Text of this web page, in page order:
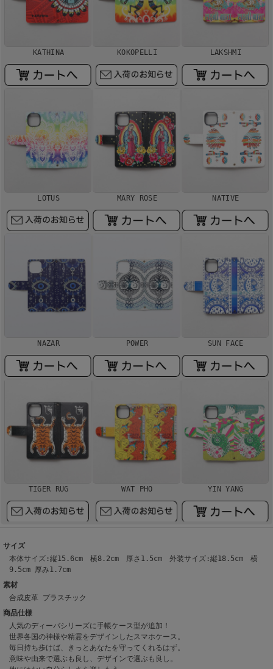
KATHINA KOKOPELLI LAKSHMI
LOTUS MARY ROSE NATIVE
NAZAR POWER SUN FACE
TIGER RUG WAT PHO YIN YANG
サイズ
本体サイズ:縦15.6cm 横8.2cm 厚さ1.5cm 外装サイズ:縦18.5cm 横
9.5cm 厚み1.7cm
素材
合成皮革 プラスチック
商品仕様
人気のディーバシリーズに手帳ケース型が追加！
世界各国の神様や精霊をデザインしたスマホケース。
毎日持ち歩けば、きっとあなたを守ってくれるはず。
意味や由来で選ぶも良し、デザインで選ぶも良し。